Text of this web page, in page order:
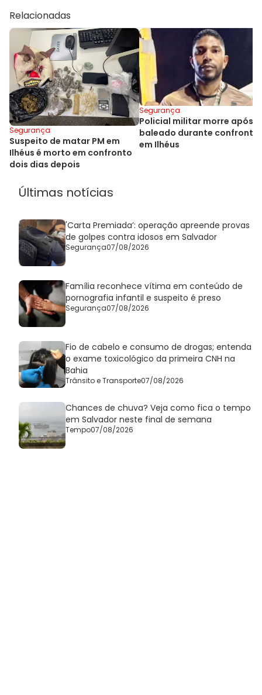
Relacionadas
Segurança
Suspeito de matar PM em
Ilhéus é morto em confronto
dois dias depois
Segurança
Policial militar morre após
baleado durante confronto
em Ilhéus
Últimas notícias
'Carta Premiada’: operação apreende provas
de golpes contra idosos em Salvador
Segurança07/08/2026
Família reconhece vítima em conteúdo de
pornografia infantil e suspeito é preso
Segurança07/08/2026
Fio de cabelo e consumo de drogas; entenda
o exame toxicológico da primeira CNH na
Bahia
Trânsito e Transporte07/08/2026
Chances de chuva? Veja como fica o tempo
em Salvador neste final de semana
Tempo07/08/2026